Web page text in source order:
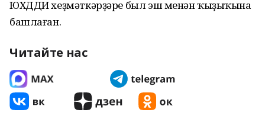
ЮХДДИ хеҙмәткәрҙәре был эш менән ҡыҙыҡһына
башлаған.
Читайте нас